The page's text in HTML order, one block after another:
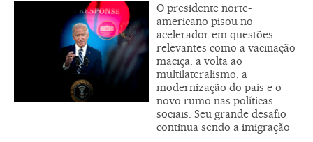
O presidente norte-
americano pisou no
acelerador em questões
relevantes como a vacinação
maciça, a volta ao
multilateralismo, a
modernização do país e o
novo rumo nas políticas
sociais. Seu grande desafio
continua sendo a imigração